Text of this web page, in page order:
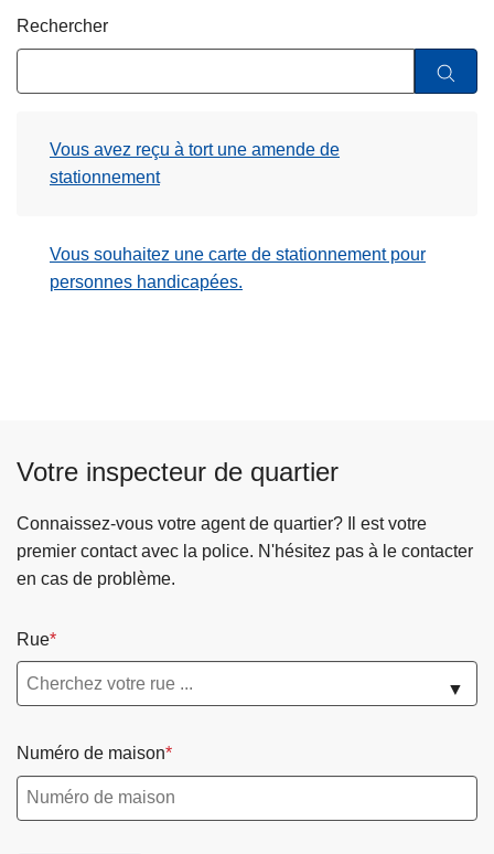
Rechercher
Vous avez reçu à tort une amende de
stationnement
Vous souhaitez une carte de stationnement pour
personnes handicapées.
Votre inspecteur de quartier
Connaissez-vous votre agent de quartier? Il est votre
premier contact avec la police. N'hésitez pas à le contacter
en cas de problème.
Rue
▼
Numéro de maison